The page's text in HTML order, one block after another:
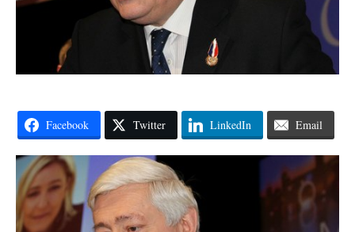
Facebook Twitter LinkedIn Email